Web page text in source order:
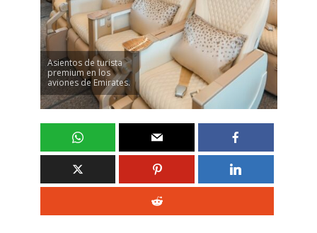
Asientos de turista
premium en los
aviones de Emirates.